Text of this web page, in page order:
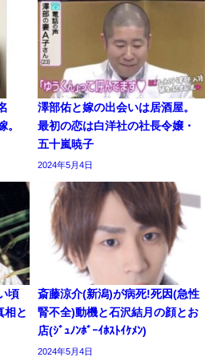
。
澤部佑と嫁の出会いは居酒屋。
最初の恋は白洋社の社長令嬢・
五十嵐暁子
2024年5月4日
頃
相と
斎藤涼介(新潟)が病死!死因(急性
腎不全)動機と石沢結月の顔とお
店(ｼﾞｭﾉﾝﾎﾞｰｲﾎｽﾄｲｹﾒﾝ)
2024年5月4日